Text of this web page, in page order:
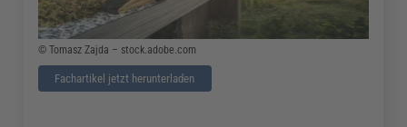
© Tomasz Zajda – stock.adobe.com
Fachartikel jetzt herunterladen